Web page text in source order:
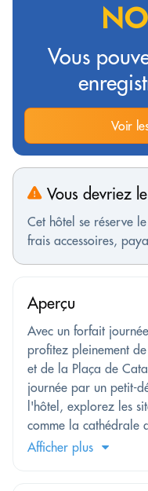
Vous
Voir
Vous devriez
Cet hôtel se réserve
frais accessoires,
Aperçu
Avec un forfait
profitez pleinement
et de la Plaça de
journée par un petit-
l'hôtel, explorez les
comme la cathédrale
Afficher plus